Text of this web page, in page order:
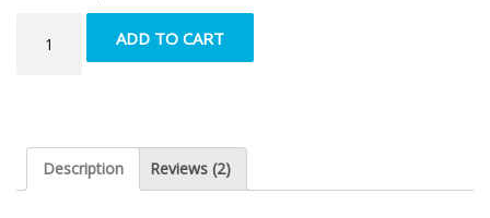
ADD TO CART
Description Reviews (2)